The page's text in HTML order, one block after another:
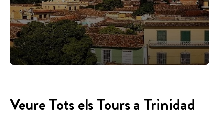
Veure Tots els Tours a Trinidad